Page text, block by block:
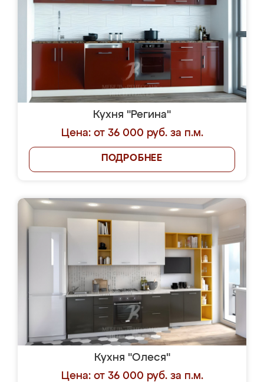
Кухня "Регина"
Цена: от 36 000 руб. за п.м.
ПОДРОБНЕЕ
Кухня "Олеся"
Цена: от 36 000 руб. за п.м.